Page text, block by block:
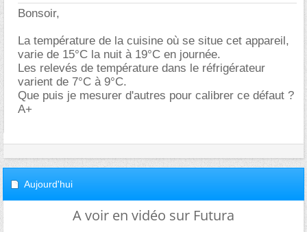
Bonsoir,
La température de la cuisine où se situe cet appareil,
varie de 15°C la nuit à 19°C en journée.
Les relevés de température dans le réfrigérateur
varient de 7°C à 9°C.
Que puis je mesurer d'autres pour calibrer ce défaut ?
A+
Aujourd'hui
A voir en vidéo sur Futura